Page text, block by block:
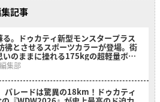
記事
る。ドゥカティ新型モンスタープラス
彿とさせるスポーツカラーが登場。街
いのままに操れる175kgの超軽量ボデ
集部
パレードは驚異の18km！ドゥカティ